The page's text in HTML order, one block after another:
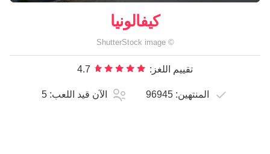
كيفالونيا
ShutterStockimage
تقييم اللغز: 4.7
المنتهين:96945 الآن قيد اللعب:5